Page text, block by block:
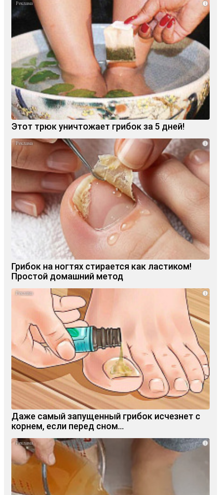
i
Этот трюк уничтожает грибок за 5 дней!
i
Грибок на ногтях стирается как ластиком!
Простой домашний метод
i
Даже самый запущенный грибок исчезнет с
корнем, если перед сном…
i